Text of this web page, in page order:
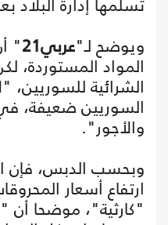
ويوضح لـ"عربي21 "
المواد المستوردة،
الشرائية للسوريين،
السوريين ضعيفة،
والأجور".
وبحسب الدبس، فإن
ارتفاع أسعار
"كارثية"، موضحا أن